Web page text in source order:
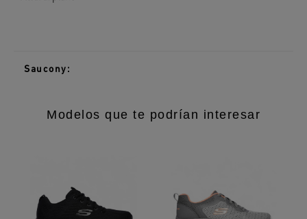
Saucony:
Modelos que te podrían interesar